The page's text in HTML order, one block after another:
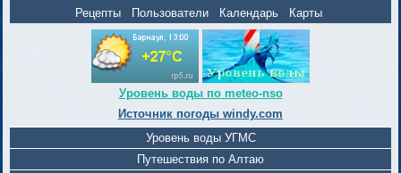
Рецепты
Пользователи Календарь Карты
Уровень воды по meteo-nso
Источник погоды windy.com
Уровень воды УГМС
Путешествия по Алтаю